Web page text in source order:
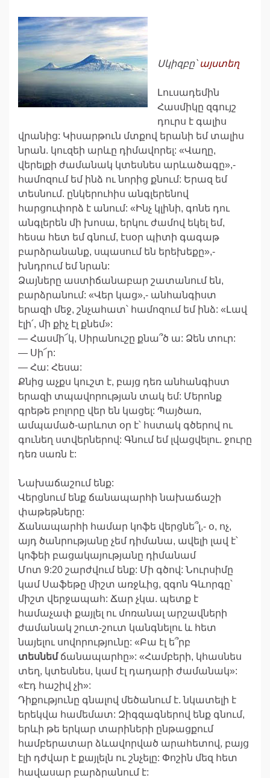
Սկիզբը՝ այստեղ
Լուսադեմին
Հասմիկը զգույշ
դուրս է գալիս
վրանից: Կիսարթուն մտքով երանի եմ տալիս
նրան. կուզեի արևը դիմավորել: «Վաղը,
վերելքի ժամանակ կտեսնես արևածագը»,-
համոզում եմ ինձ ու նորից քնում: Երազ եմ
տեսնում. ընկերուհիս անգլերենով
հարցուփորձ է անում: «Ինչ կլինի, գոնե դու
անգլերեն մի խոսա, երկու ժամով եկել եմ,
հեսա հետ եմ գնում, էսօր պիտի գագաթ
բարձրանանք, սպասում են երեխեքը»,-
խնդրում եմ նրան:
Ձայները աստիճանաբար շատանում են,
բարձրանում: «Վեր կաց»,- անհանգիստ
երազի մեջ, շնչահատ՝ համոզում եմ ինձ: «Լավ
էլի՛, մի քիչ էլ քնեմ»:
— Հասմի՜կ, Սիրանուշը քնա՞ծ ա: Ձեն տուր:
— Սի՜ր:
— Հա: Հեսա:
Քնից աչքս կուշտ է, բայց դեռ անհանգիստ
երազի տպավորության տակ եմ: Մերոնք
գրեթե բոլորը վեր են կացել: Պայծառ,
ամպամած-արևոտ օր է՝ հստակ գծերով ու
գունեղ ստվերներով: Գնում եմ լվացվելու. ջուրը
դեռ սառն է:
Նախաճաշում ենք:
Վերցնում ենք ճանապարհի նախաճաշի
փաթեթները:
Ճանապարհի համար կոֆե վերցնե՞լ,- օ, ոչ,
այդ ծանրությանը չեմ դիմանա, ավելի լավ է՝
կոֆեի բացակայությանը դիմանամ
Մոտ 9:20 շարժվում ենք: Մի գծով: Նուրսիմը
կամ Սաֆեթը միշտ առջևից, զգոն Գևորգը՝
միշտ վերջապահ: Ճար չկա. պետք է
համաչափ քայլել ու մոռանալ արշավների
ժամանակ շուտ-շուտ կանգնելու և հետ
նայելու սովորությունը: «Բա էլ ե՞րբ
տեսնեմճանապարհը»: «Համբերի, կհասնես
տեղ, կտեսնես, կամ էլ դադարի ժամանակ»:
«Էդ հաշիվ չի»:
Դիքությունը գնալով մեծանում է. նկատելի է
երեկվա համեմատ: Զիգզագներով ենք գնում,
երևի թե երկար տարիների ընթացքում
համբերատար ձևավորված արահետով, բայց
էլի դժվար է քայլելն ու շնչելը: Փոշին մեզ հետ
հավասար բարձրանում է: